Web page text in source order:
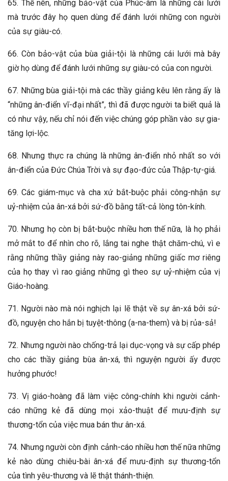
65. Thế nên, những bảo-vật của Phúc-âm là những cái lưới
mà trước đây họ quen dùng để đánh lưới những con người
của sự giàu-có.
66. Còn bảo-vật của bùa giải-tội là những cái lưới mà bây
giờ họ dùng để đánh lưới những sự giàu-có của con người.
67. Những bùa giải-tội mà các thầy giảng kêu lên rằng ấy là
“những ân-điển vĩ-đại nhất”, thì đã được người ta biết quả là
có như vậy, nếu chỉ nói đến việc chúng góp phần vào sự gia-
tăng lợi-lộc.
68. Nhưng thực ra chúng là những ân-điển nhỏ nhất so với
ân-điển của Đức Chúa Trời và sự đạo-đức của Thập-tự-giá.
69. Các giám-mục và cha xứ bắt-buộc phải công-nhận sự
uỷ-nhiệm của ân-xá bởi sứ-đồ bằng tất-cả lòng tôn-kính.
70. Nhưng họ còn bị bắt-buộc nhiều hơn thế nữa, là họ phải
mở mắt to để nhìn cho rõ, lắng tai nghe thật chăm-chú, vì e
rằng những thầy giảng này rao-giảng những giấc mơ riêng
của họ thay vì rao giảng những gì theo sự uỷ-nhiệm của vị
Giáo-hoàng.
71. Người nào mà nói nghịch lại lẽ thật về sự ân-xá bởi sứ-
đồ, nguyện cho hắn bị tuyệt-thông (a-na-them) và bị rủa-sả!
72. Nhưng người nào chống-trả lại dục-vọng và sự cấp phép
cho các thầy giảng bùa ân-xá, thì nguyện người ấy được
hưởng phước!
73. Vị giáo-hoàng đã làm việc công-chính khi người cảnh-
cáo những kẻ đã dùng mọi xảo-thuật để mưu-định sự
thương-tổn của việc mua bán thư ân-xá.
74. Nhưng người còn định cảnh-cáo nhiều hơn thế nữa những
kẻ nào dùng chiêu-bài ân-xá để mưu-định sự thương-tổn
của tình yêu-thương và lẽ thật thánh-thiện.